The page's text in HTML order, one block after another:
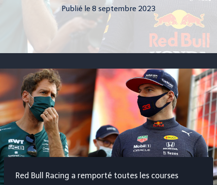
Publié le 8 septembre 2023
Red Bull Racing a remporté toutes les courses